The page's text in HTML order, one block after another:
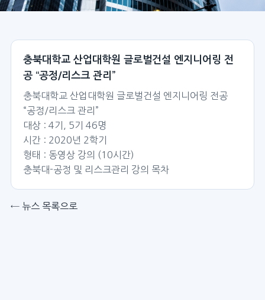
충북대학교 산업대학원 글로벌건설 엔지니어링 전
공 “공정/리스크 관리”
충북대학교 산업대학원 글로벌건설 엔지니어링 전공
“공정/리스크 관리”
대상 : 4기, 5기 46명
시간 : 2020년 2학기
형태 : 동영상 강의 (10시간)
충북대-공정 및 리스크관리 강의 목차
← 뉴스 목록으로